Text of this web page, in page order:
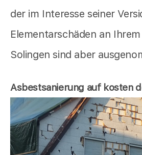
der im Interesse seiner
Elementarschäden an
Solingen sind aber
Asbestsanierung auf kosten